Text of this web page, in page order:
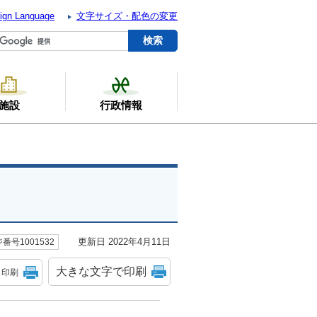
Language 文字サイズ・配色の変更
設 行政情報
番号1001532 更新日 2022年4月11日
印刷 大きな文字で印刷